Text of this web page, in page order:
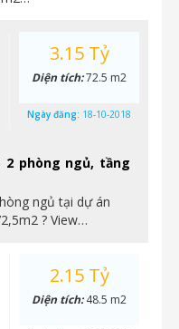
2 phòng ngủ, tầng
ngủ tại dự án
? View…
3.15 Tỷ
Diện tích:72.5 m2
Ngày đăng: 18-10-2018
2.15 Tỷ
Diện tích:48.5 m2